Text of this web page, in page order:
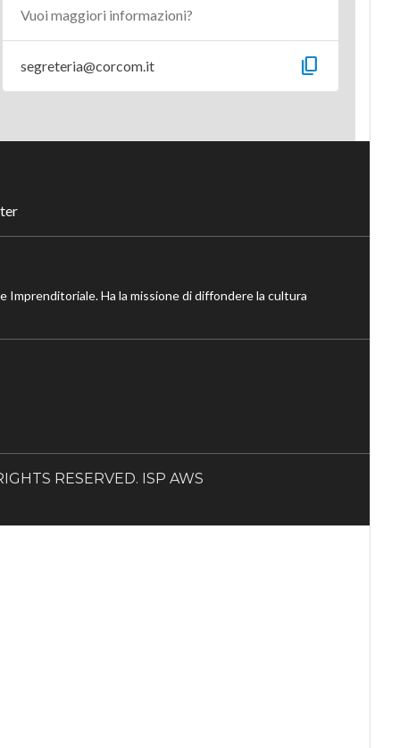
Vuoi maggiori informazioni?
segreteria@corcom.it content_copy
Ha la missione di diffondere la cultura
RESERVED. ISP AWS